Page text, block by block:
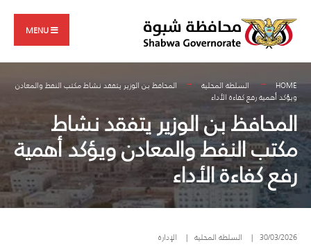
content
MENU
HOME السلطة المحلية
المحافظ بن الوزير يتفقد نشاط مكتب النفط والمعادن
ويؤكد أهمية رفع كفاءة الأداء
المحافظ بن الوزير يتفقد نشاط
مكتب النفط والمعادن ويؤكد أهمية
رفع كفاءة الأداء
30/03/2026
| السلطة المحلية | الإدارة
for: